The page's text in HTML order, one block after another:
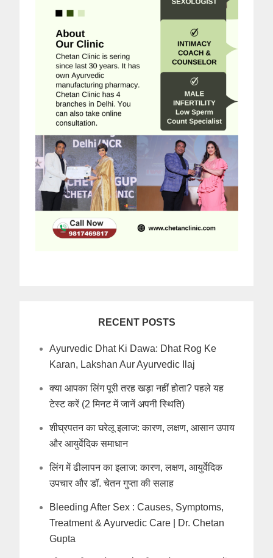
RECENT POSTS
Ayurvedic Dhat Ki Dawa: Dhat Rog Ke
Karan, Lakshan Aur Ayurvedic Ilaj
क्या आपका लिंग पूरी तरह खड़ा नहीं होता? पहले यह
टेस्ट करें (2 मिनट में जानें अपनी स्थिति)
शीघ्रपतन का घरेलू इलाज: कारण, लक्षण, आसान उपाय
और आयुर्वेदिक समाधान
लिंग में ढीलापन का इलाज: कारण, लक्षण, आयुर्वेदिक
उपचार और डॉ. चेतन गुप्ता की सलाह
Bleeding After Sex : Causes, Symptoms,
Treatment & Ayurvedic Care | Dr. Chetan
Gupta